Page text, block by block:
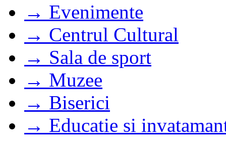
→ Evenimente
→ Centrul Cultural
→ Sala de sport
→ Muzee
→ Biserici
→ Educatie si